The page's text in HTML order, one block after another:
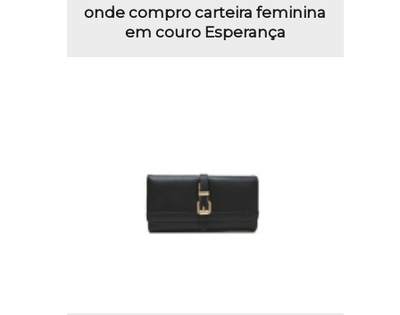
onde compro carteira feminina
em couro Esperança